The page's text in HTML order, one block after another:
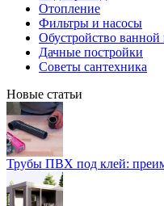
Отопление
Фильтры и насосы
Обустройство
Дачные постройки
Советы сантехника
Новые статьи
Трубы ПВХ под клей: